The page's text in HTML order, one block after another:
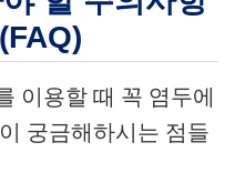
이용할 때 꼭 염두에
궁금해하시는 점들